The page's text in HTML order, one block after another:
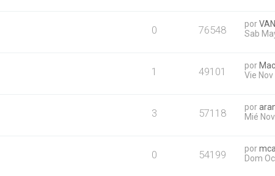
0 76548 por
Sab
1 49101 por
Vie
3 57118 por
Mié
0 54199 por
Dom